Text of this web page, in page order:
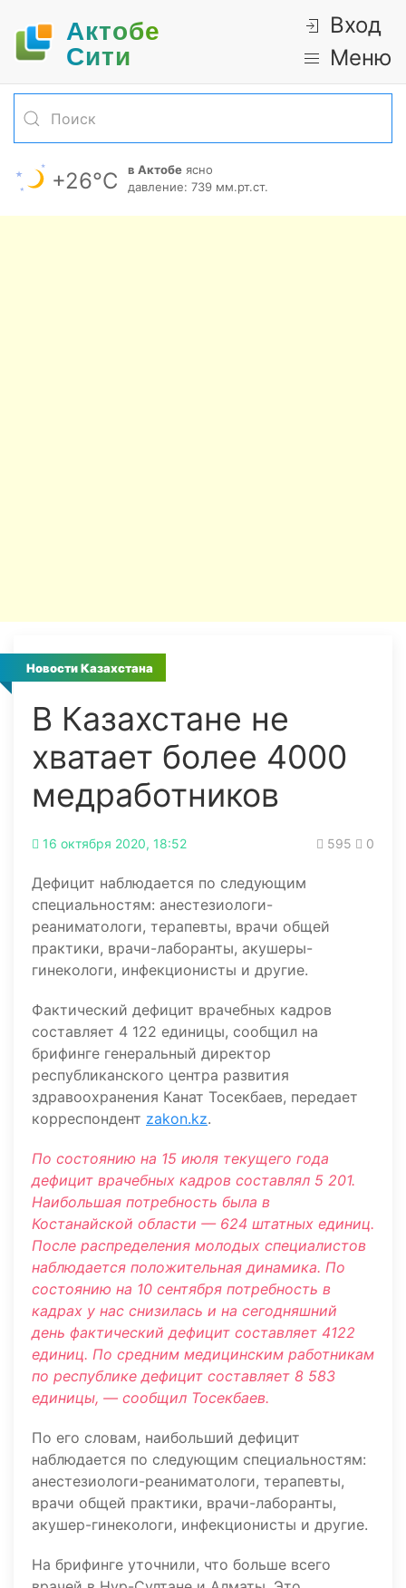
Актобе
Cити
Вход
Меню
+26°С в Актобе ясно
давление: 739 мм.рт.ст.
Новости Казахстана
В Казахстане не
хватает более 4000
медработников
16 октября 2020, 18:52 595 0
Дефицит наблюдается по следующим
специальностям: анестезиологи-
реаниматологи, терапевты, врачи общей
практики, врачи-лаборанты, акушеры-
гинекологи, инфекционисты и другие.
Фактический дефицит врачебных кадров
составляет 4 122 единицы, сообщил на
брифинге генеральный директор
республиканского центра развития
здравоохранения Канат Тосекбаев, передает
корреспондент zakon.kz.
По состоянию на 15 июля текущего года
дефицит врачебных кадров составлял 5 201.
Наибольшая потребность была в
Костанайской области — 624 штатных единиц.
После распределения молодых специалистов
наблюдается положительная динамика. По
состоянию на 10 сентября потребность в
кадрах у нас снизилась и на сегодняшний
день фактический дефицит составляет 4122
единиц. По средним медицинским работникам
по республике дефицит составляет 8 583
единицы, — сообщил Тосекбаев.
По его словам, наибольший дефицит
наблюдается по следующим специальностям:
анестезиологи-реаниматологи, терапевты,
врачи общей практики, врачи-лаборанты,
акушер-гинекологи, инфекционисты и другие.
На брифинге уточнили, что больше всего